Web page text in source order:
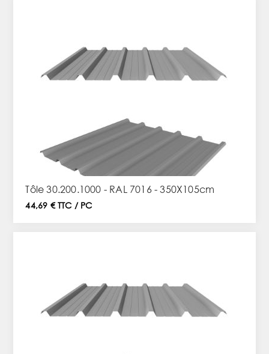
Tôle 30.200.1000 - RAL 7016 - 350X105cm
44,69 € TTC / PC